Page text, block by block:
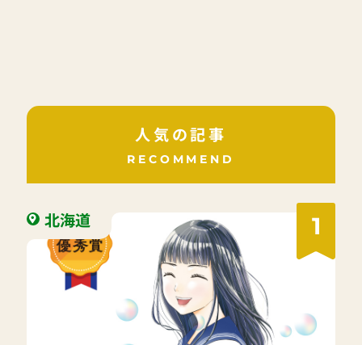
人気の記事
RECOMMEND
1
北海道